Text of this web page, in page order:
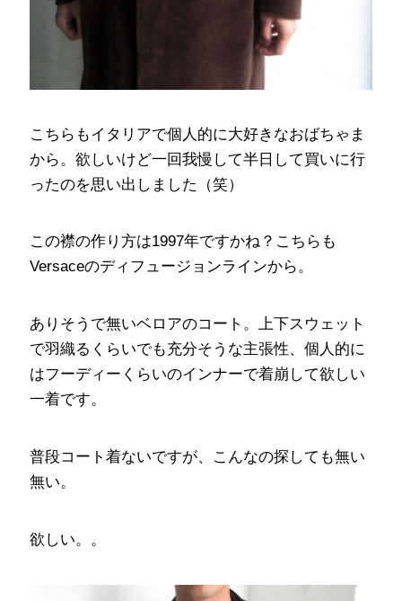
こちらもイタリアで個人的に大好きなおばちゃま
から。欲しいけど一回我慢して半日して買いに行
ったのを思い出しました（笑）
この襟の作り方は1997年ですかね？こちらも
Versaceのディフュージョンラインから。
ありそうで無いベロアのコート。上下スウェット
で羽織るくらいでも充分そうな主張性、個人的に
はフーディーくらいのインナーで着崩して欲しい
一着です。
普段コート着ないですが、こんなの探しても無い
無い。
欲しい。。